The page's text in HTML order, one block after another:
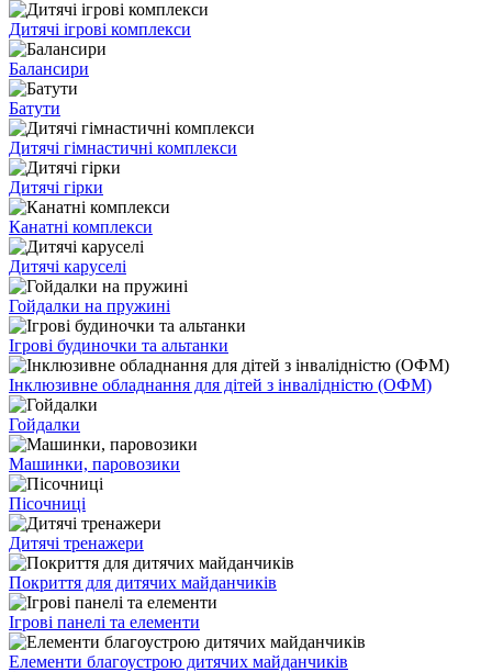
Дитячі ігрові комплекси
Балансири
Батути
Дитячі гімнастичні комплекси
Дитячі гірки
Канатні комплекси
Дитячі каруселі
Гойдалки на пружині
Ігрові будиночки та альтанки
Інклюзивне обладнання для дітей з інвалідністю (ОФМ)
Гойдалки
Машинки, паровозики
Пісочниці
Дитячі тренажери
Покриття для дитячих майданчиків
Ігрові панелі та елементи
Елементи благоустрою дитячих майданчиків